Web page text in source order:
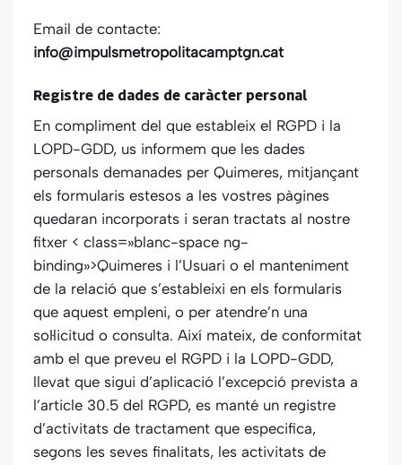
Email de contacte:
info@impulsmetropolitacamptgn.cat
Registre de dades de caràcter personal
En compliment del que estableix el RGPD i la
LOPD-GDD, us informem que les dades
personals demanades per Quimeres, mitjançant
els formularis estesos a les vostres pàgines
quedaran incorporats i seran tractats al nostre
fitxer < class=»blanc-space ng-
binding»>Quimeres i l’Usuari o el manteniment
de la relació que s’estableixi en els formularis
que aquest empleni, o per atendre’n una
sol·licitud o consulta. Així mateix, de conformitat
amb el que preveu el RGPD i la LOPD-GDD,
llevat que sigui d’aplicació l’excepció prevista a
l’article 30.5 del RGPD, es manté un registre
d’activitats de tractament que especifica,
segons les seves finalitats, les activitats de